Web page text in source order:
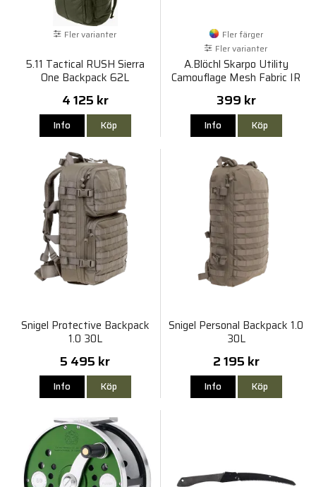
Fler varianter
5.11 Tactical RUSH Sierra
One Backpack 62L
4 125 kr
Info Köp
Fler färger
Fler varianter
A.Blöchl Skarpo Utility
Camouflage Mesh Fabric IR
140x140cm
399 kr
Info Köp
Snigel Protective Backpack
1.0 30L
5 495 kr
Info Köp
Snigel Personal Backpack 1.0
30L
2 195 kr
Info Köp